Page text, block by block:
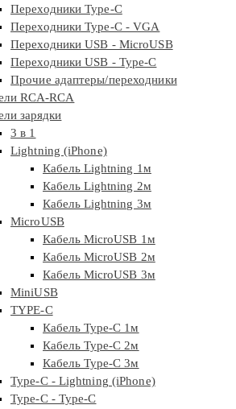
Переходники Type-C
Переходники Type-C - VGA
Переходники USB - MicroUSB
Переходники USB - Type-C
Прочие адаптеры/переходники
RCA-RCA
зарядки
3 в 1
Lightning (iPhone)
Кабель Lightning 1м
Кабель Lightning 2м
Кабель Lightning 3м
MicroUSB
Кабель MicroUSB 1м
Кабель MicroUSB 2м
Кабель MicroUSB 3м
MiniUSB
TYPE-C
Кабель Type-C 1м
Кабель Type-C 2м
Кабель Type-C 3м
Type-C - Lightning (iPhone)
Type-C - Type-C